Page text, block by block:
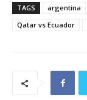
TAGS argentina
Qatar vs Ecuador